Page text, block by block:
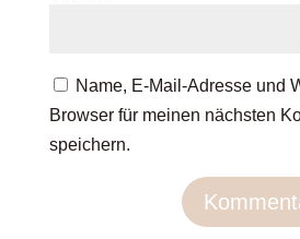
Name, E-Mail-Adresse und
Browser für meinen nächsten
speichern.